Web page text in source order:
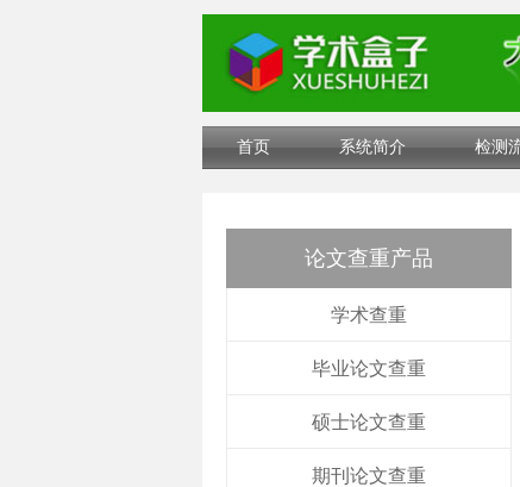
首页 系统简介 检测
论文查重产品
学术查重
毕业论文查重
硕士论文查重
期刊论文查重